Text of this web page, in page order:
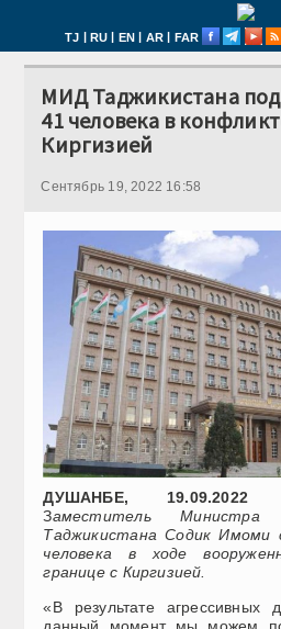
TJ | RU | EN | AR | FAR
МИД Таджикистана
41 человека в
Киргизией
Сентябрь 19, 2022 16:58
ДУШАНБЕ, 19.09.2022
Заместитель Министра
Таджикистана Содик Имоми
человека в ходе
границе с Киргизией.
«В результате агрессивных
данный момент мы можем